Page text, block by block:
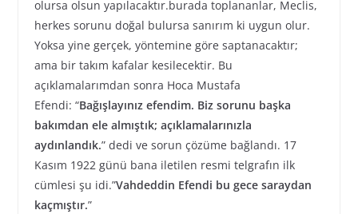
olursa olsun yapılacaktır.burada toplananlar, Meclis,
herkes sorunu doğal bulursa sanırım ki uygun olur.
Yoksa yine gerçek, yöntemine göre saptanacaktır;
ama bir takım kafalar kesilecektir. Bu
açıklamalarımdan sonra Hoca Mustafa
Efendi: “Bağışlayınız efendim. Biz sorunu başka
bakımdan ele almıştık; açıklamalarınızla
aydınlandık.” dedi ve sorun çözüme bağlandı. 17
Kasım 1922 günü bana iletilen resmi telgrafın ilk
cümlesi şu idi.”Vahdeddin Efendi bu gece saraydan
kaçmıştır.”